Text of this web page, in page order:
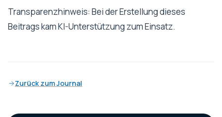
Transparenzhinweis: Bei der Erstellung dieses
Beitrags kam KI-Unterstützung zum Einsatz.
Zurück zum Journal